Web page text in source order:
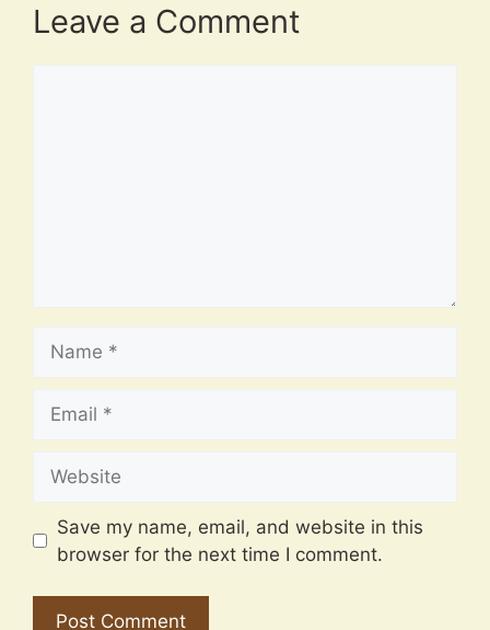
Leave a Comment
Save my name, email, and website in this
browser for the next time I comment.